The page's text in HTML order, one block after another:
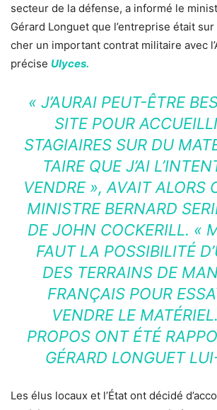
secteur de la défense, a informé le
Gérard Longuet que l’en­tre­prise était
cher un impor­tant contrat mili­taire avec l’
précise Ulyces.
« J’AU­RAI PEUT-ÊTRE
SITE POUR
STAGIAIRES SUR DU
TAIRE QUE J’AI
VENDRE», AVAIT ALORS
MINISTRE BERNARD
DE JOHN COCKE­RILL. «
FAUT LA POSSI­BI­LITÉ
DES TERRAINS DE
FRANÇAIS POUR
VENDRE LE MATÉ­RIEL.
PROPOS ONT ÉTÉ
GÉRARD LONGUET
Les élus locaux et l’État ont décidé